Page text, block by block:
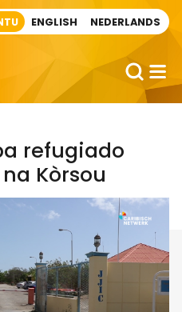
ENGLISH NEDERLANDS
refugiado
Kòrsou